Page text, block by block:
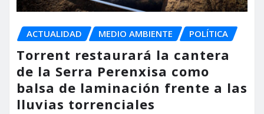
ACTUALIDAD MEDIO AMBIENTE POLÍTICA
Torrent restaurará la cantera
de la Serra Perenxisa como
balsa de laminación frente a las
lluvias torrenciales